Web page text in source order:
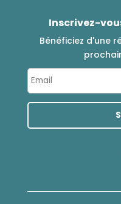
Inscrivez-
Bénéficiez d'une